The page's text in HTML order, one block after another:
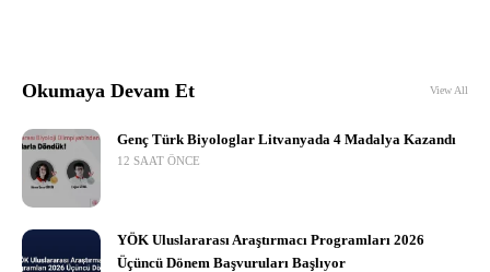
Okumaya Devam Et View All
Genç Türk Biyologlar Litvanyada 4 Madalya Kazandı
12 SAAT ÖNCE
YÖK Uluslararası Araştırmacı Programları 2026
Üçüncü Dönem Başvuruları Başlıyor